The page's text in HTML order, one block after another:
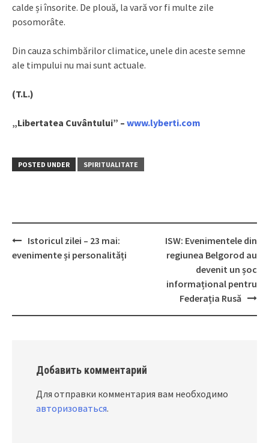
calde și însorite. De plouă, la vară vor fi multe zile
posomorâte.
Din cauza schimbărilor climatice, unele din aceste semne
ale timpului nu mai sunt actuale.
(T.L.)
„Libertatea Cuvântului” – www.lyberti.com
POSTED UNDER SPIRITUALITATE
Post
Istoricul zilei – 23 mai:
evenimente și personalități
ISW: Evenimentele din
regiunea Belgorod au
devenit un șoc
informațional pentru
Federația Rusă
Добавить комментарий
Для отправки комментария вам необходимо
авторизоваться.